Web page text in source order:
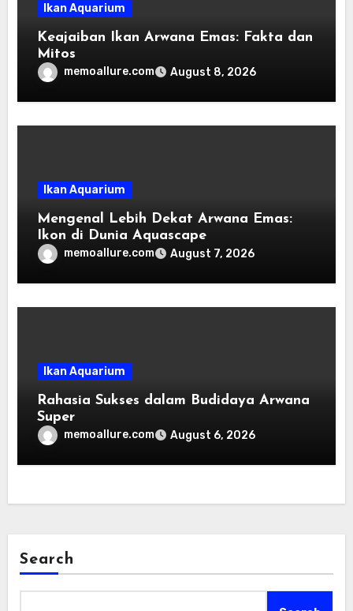
Ikan Aquarium
Keajaiban Ikan Arwana Emas: Fakta dan
Mitos
memoallure.com August 8, 2026
Ikan Aquarium
Mengenal Lebih Dekat Arwana Emas:
Ikon di Dunia Aquascape
memoallure.com August 7, 2026
Ikan Aquarium
Rahasia Sukses dalam Budidaya Arwana
Super
memoallure.com August 6, 2026
Search